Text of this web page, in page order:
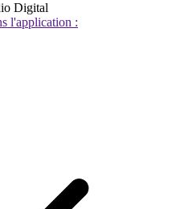
Digital
l'application :